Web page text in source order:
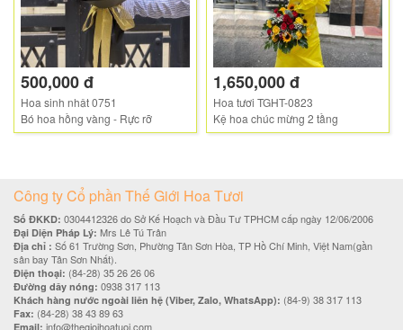
500,000 đ
Hoa sinh nhật 0751
Bó hoa hồng vàng - Rực rỡ
1,650,000 đ
Hoa tươi TGHT-0823
Kệ hoa chúc mừng 2 tầng
Công ty Cổ phần Thế Giới Hoa Tươi
Số ĐKKD: 0304412326 do Sở Kế Hoạch và Đầu Tư TPHCM cấp ngày 12/06/2006
Đại Diện Pháp Lý: Mrs Lê Tú Trân
Địa chỉ : Số 61 Trường Sơn, Phường Tân Sơn Hòa, TP Hồ Chí Minh, Việt Nam(gần
sân bay Tân Sơn Nhất).
Điện thoại: (84-28) 35 26 26 06
Đường dây nóng: 0938 317 113
Khách hàng nước ngoài liên hệ (Viber, Zalo, WhatsApp): (84-9) 38 317 113
Fax: (84-28) 38 43 89 63
Email: info@thegioihoatuoi.com